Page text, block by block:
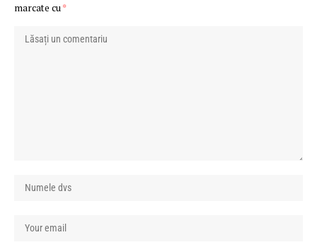
marcate cu*